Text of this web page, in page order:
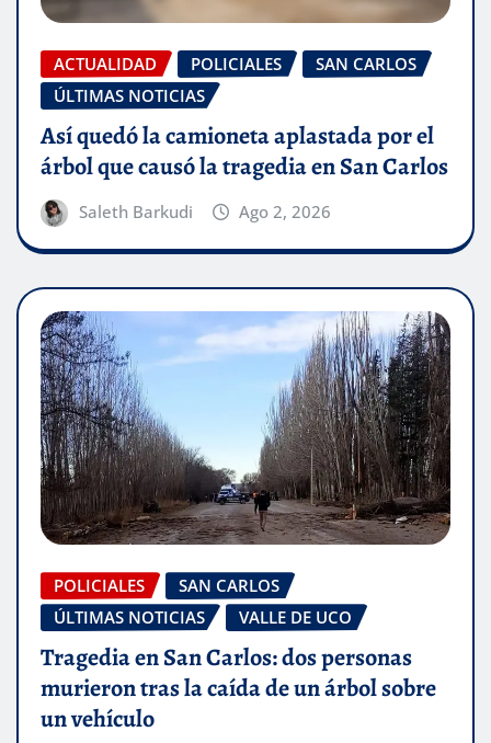
ACTUALIDAD POLICIALES
SAN CARLOS
ÚLTIMAS NOTICIAS
Así quedó la camioneta aplastada por el
árbol que causó la tragedia en San Carlos
Saleth Barkudi Ago 2, 2026
POLICIALES
SAN CARLOS
ÚLTIMAS NOTICIAS
VALLE DE UCO
Tragedia en San Carlos: dos personas
murieron tras la caída de un árbol sobre
un vehículo